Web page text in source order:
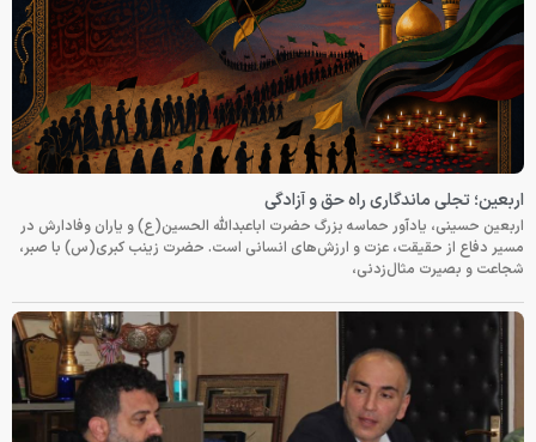
اربعین؛ تجلی ماندگاری راه حق و آزادگی
اربعین حسینی، یادآور حماسه بزرگ حضرت اباعبدالله الحسین(ع) و یاران وفادارش در
مسیر دفاع از حقیقت، عزت و ارزش‌های انسانی است. حضرت زینب کبری(س) با صبر،
شجاعت و بصیرت مثال‌زدنی،